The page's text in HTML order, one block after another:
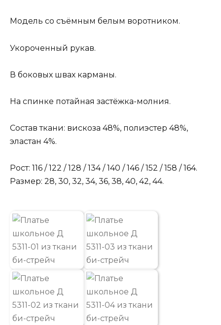
Модель со съёмным белым воротником.
Укороченный рукав.
В боковых швах карманы.
На спинке потайная застёжка-молния.
Состав ткани: вискоза 48%, полиэстер 48%,
эластан 4%.
Рост: 116 / 122 / 128 / 134 / 140 / 146 / 152 / 158 / 164.
Размер: 28, 30, 32, 34, 36, 38, 40, 42, 44.